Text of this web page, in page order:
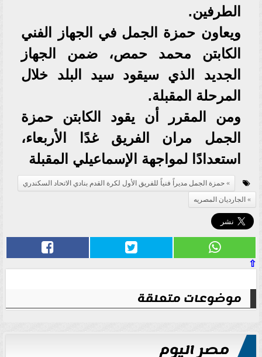
الطرفين.
ويعاون حمزة الجمل في الجهاز الفني
الكابتن محمد حمص، ضمن الجهاز
الجديد الذي سيقود سيد البلد خلال
المرحلة المقبلة.
ومن المقرر أن يقود الكابتن حمزة
الجمل مران الفريق غدًا الأربعاء،
استعدادًا لمواجهة الإسماعيلي المقبلة
حمزة الجمل مديراً فنياً للفريق الأول لكرة القدم بنادي الاتحاد السكندري
الجارديان المصريه
⇧
موضوعات متعلقة
مصر اليوم